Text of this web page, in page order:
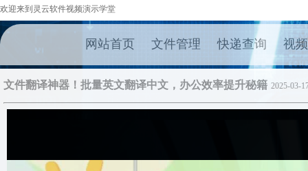
欢迎来到灵云软件视频演示学堂
网站首页 文件管理 快递查询 视
文件翻译神器！批量英文翻译中文，办公效率提升秘籍 2025-03-